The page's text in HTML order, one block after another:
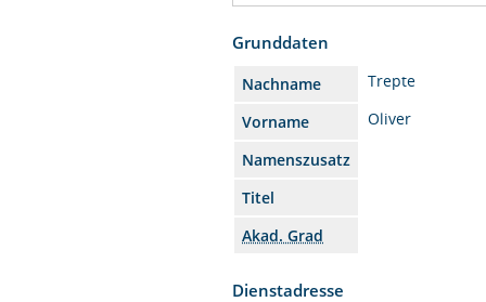
Grunddaten
Nachname
Trepte
Vorname
Oliver
Namenszusatz
Titel
Akad. Grad
Dienstadresse